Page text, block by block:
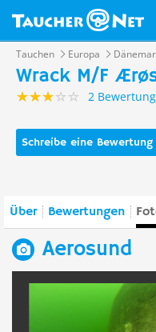
Tauchen Europa
Wrack M/F
2
Schreibe eine Bewertung
Über Bewertungen
Aerosund